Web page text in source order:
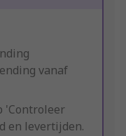
vanaf
'Controleer
en levertijden.